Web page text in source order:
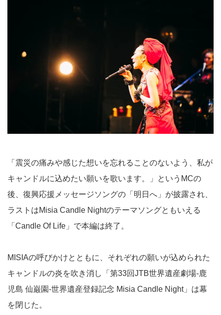
「震災の痛みや感じた想いを忘れることのないよう、私が
キャンドルに込めたい願いを歌います。」というMCの
後、復興応援メッセージソングの「明日へ」が披露され、
ラストはMisia Candle Nightのテーマソングともいえる
「Candle Of Life」で本編は終了。
MISIAの呼びかけとともに、それぞれの願いが込められた
キャンドルの炎を吹き消し「第33回JTB世界遺産劇場‐鹿
児島 仙巌園‐世界遺産登録記念 Misia Candle Night」は幕
を閉じた。